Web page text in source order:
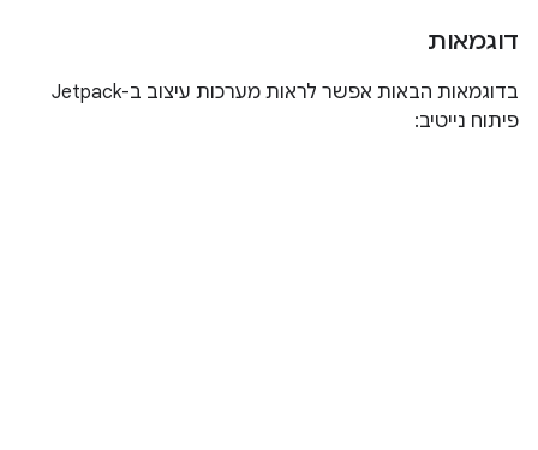
דוגמאות
בדוגמאות הבאות אפשר לראות מערכות עיצוב ב-Jetpack
פיתוח נייטיב: